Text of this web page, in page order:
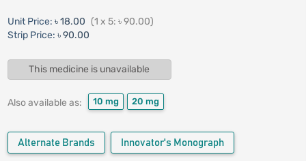
Unit Price: ৳ 18.00 (1 x 5: ৳ 90.00)
Strip Price: ৳ 90.00
This medicine is unavailable
Also available as: 10 mg 20 mg
Alternate Brands Innovator's Monograph